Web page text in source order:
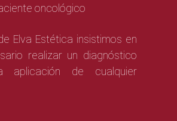
oncológico
Elva Estética insistimos en
realizar un diagnóstico
de cualquier